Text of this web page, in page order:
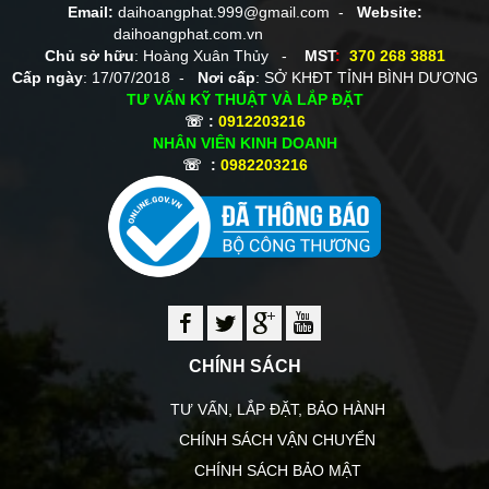
Email: daihoangphat.999@gmail.com - Website:
daihoangphat.com.vn
Chủ sở hữu: Hoàng Xuân Thủy - MST: 370 268 3881
Cấp ngày: 17/07/2018 - Nơi cấp: SỞ KHĐT TỈNH BÌNH DƯƠNG
TƯ VẤN KỸ THUẬT VÀ LẮP ĐẶT
☏ : 0912203216
NHÂN VIÊN KINH DOANH
☏ : 0982203216
CHÍNH SÁCH
TƯ VẤN, LẮP ĐẶT, BẢO HÀNH
CHÍNH SÁCH VẬN CHUYỂN
CHÍNH SÁCH BẢO MẬT